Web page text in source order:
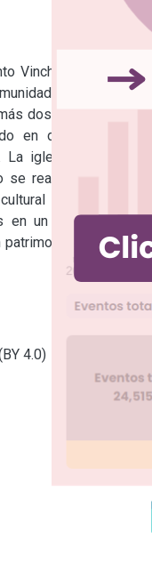
Vinchina, La
donde
dos siglos
en desuso
iglesia es
realiza un
en los
en un marco
de
4.0)